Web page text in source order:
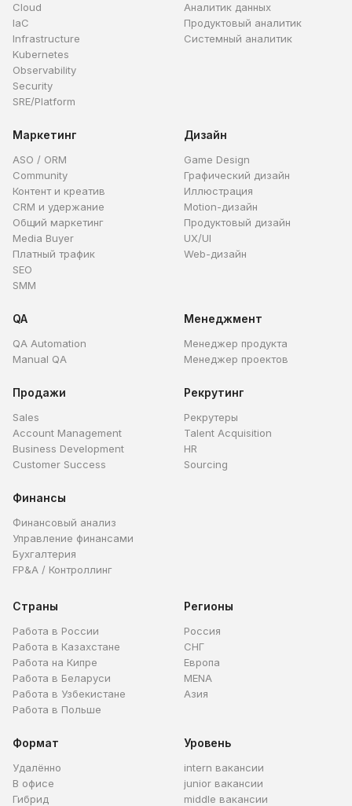
Cloud
IaC
Infrastructure
Kubernetes
Observability
Security
SRE/Platform
Аналитик данных
Продуктовый аналитик
Системный аналитик
Маркетинг
ASO / ORM
Community
Контент и креатив
CRM и удержание
Общий маркетинг
Media Buyer
Платный трафик
SEO
SMM
Дизайн
Game Design
Графический дизайн
Иллюстрация
Motion-дизайн
Продуктовый дизайн
UX/UI
Web-дизайн
QA
QA Automation
Manual QA
Менеджмент
Менеджер продукта
Менеджер проектов
Продажи
Sales
Account Management
Business Development
Customer Success
Рекрутинг
Рекрутеры
Talent Acquisition
HR
Sourcing
Финансы
Финансовый анализ
Управление финансами
Бухгалтерия
FP&A / Контроллинг
Страны
Работа в России
Работа в Казахстане
Работа на Кипре
Работа в Беларуси
Работа в Узбекистане
Работа в Польше
Регионы
Россия
СНГ
Европа
MENA
Азия
Формат
Удалённо
В офисе
Гибрид
Уровень
intern вакансии
junior вакансии
middle вакансии